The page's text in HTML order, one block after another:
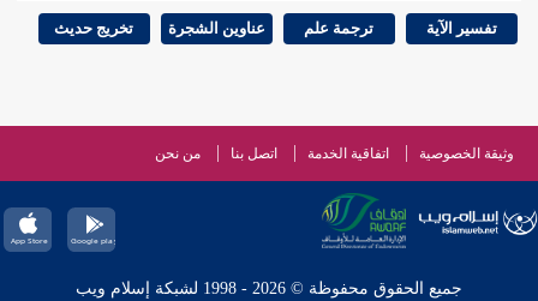
تفسير الآية ترجمة علم عناوين الشجرة تخريج حديث
وثيقة الخصوصية اتفاقية الخدمة اتصل بنا من نحن
جميع الحقوق محفوظة © 2026 - 1998 لشبكة إسلام ويب